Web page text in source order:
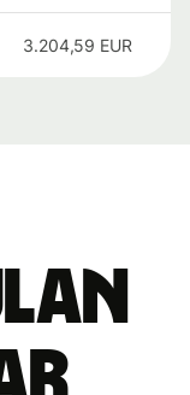
3.204,59 EUR